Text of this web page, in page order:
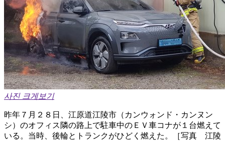
사진 크게보기
昨年７月２８日、江原道江陵市（カンウォンド・カンヌン
シ）のオフィス隣の路上で駐車中のＥＶ車コナが１台燃えて
いる。当時、後輪とトランクがひどく燃えた。［写真 江陵